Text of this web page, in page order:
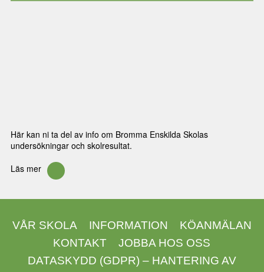
Här kan ni ta del av info om Bromma Enskilda Skolas
undersökningar och skolresultat.
Läs mer
VÅR SKOLA INFORMATION
KÖANMÄLAN
KONTAKT
JOBBA HOS OSS
DATASKYDD (GDPR) – HANTERING AV